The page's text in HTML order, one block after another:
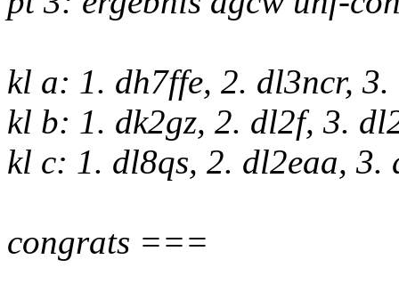
kl a: 1. dh7ffe, 2. dl3ncr, 3.
kl b: 1. dk2gz, 2. dl2f, 3.
kl c: 1. dl8qs, 2. dl2eaa, 3.
congrats ===